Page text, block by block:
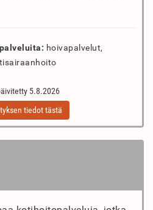
hoivapalvelut,
5.8.2026
tiedot tästä